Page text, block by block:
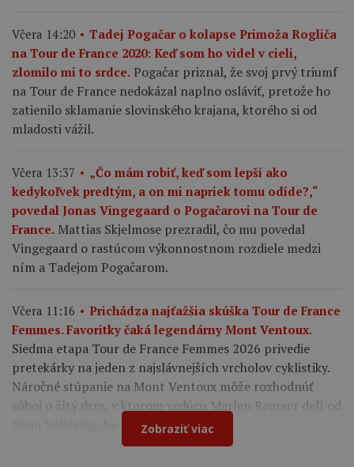
Včera 14:20
Tadej Pogačar o kolapse Primoža Rogliča
na Tour de France 2020: Keď som ho videl v cieli,
zlomilo mi to srdce. Pogačar priznal, že svoj prvý triumf
na Tour de France nedokázal naplno osláviť, pretože ho
zatienilo sklamanie slovinského krajana, ktorého si od
mladosti vážil.
Včera 13:37
„Čo mám robiť, keď som lepší ako
kedykoľvek predtým, a on mi napriek tomu odíde?,“
povedal Jonas Vingegaard o Pogačarovi na Tour de
France. Mattias Skjelmose prezradil, čo mu povedal
Vingegaard o rastúcom výkonnostnom rozdiele medzi
ním a Tadejom Pogačarom.
Včera 11:16
Prichádza najťažšia skúška Tour de France
Femmes. Favoritky čaká legendárny Mont Ventoux.
Siedma etapa Tour de France Femmes 2026 privedie
pretekárky na jeden z najslávnejších vrcholov cyklistiky.
Náročné stúpanie na Mont Ventoux môže rozhodnúť
súboj o žltý dres, v ktorom vedúcu Marlen Reusser delí od
Demi Vollering iba 12 sekúnd.
Zobraziť viac